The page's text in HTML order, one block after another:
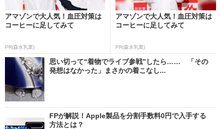
アマゾンで大人気！血圧対策は
コーヒーに足してみて
PR(森永乳業)
アマゾンで大人気！血圧対策は
コーヒーに足してみて
PR(森永乳業)
思い切って“着物でライブ参戦”したら…… 「その
発想はなかった」まさかの着こなし...
FPが解説！Apple製品を分割手数料0円で入手する
方法とは？